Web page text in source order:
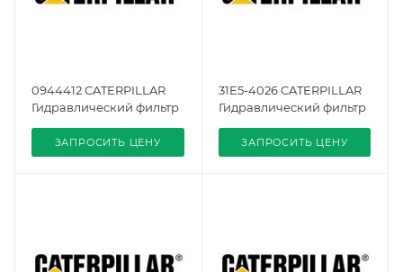
0944412 CATERPILLAR
Гидравлический фильтр
ЗАПРОСИТЬ ЦЕНУ
31E5-4026 CATERPILLAR
Гидравлический фильтр
ЗАПРОСИТЬ ЦЕНУ